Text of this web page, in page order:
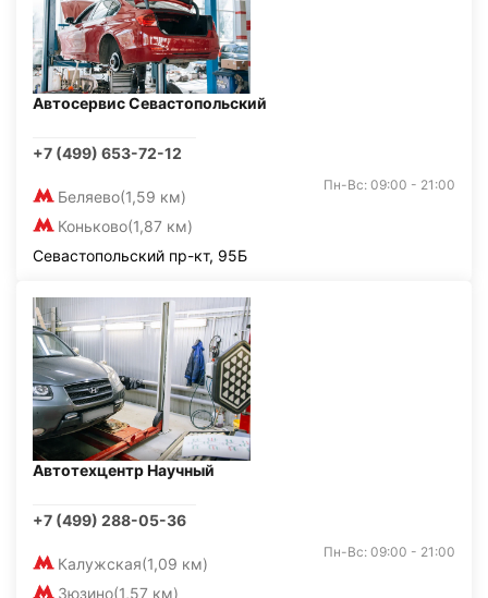
Автосервис Севастопольский
+7 (499) 653-72-12
Беляево(1,59 км)
Коньково(1,87 км)
Пн-Вс: 09:00 - 21:00
Севастопольский пр-кт, 95Б
Автотехцентр Научный
+7 (499) 288-05-36
Калужская(1,09 км)
Зюзино(1,57 км)
Пн-Вс: 09:00 - 21:00